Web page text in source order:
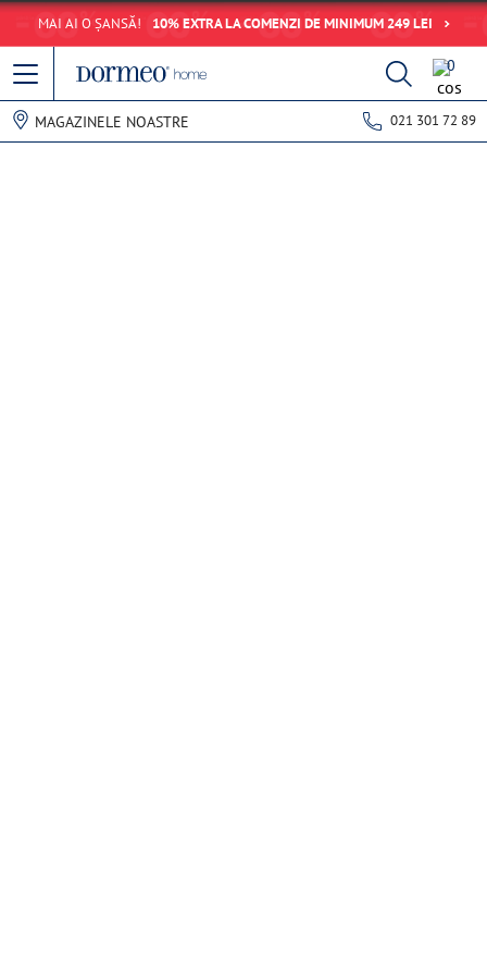
MAI AI O ȘANSĂ! 10% EXTRA LA COMENZI DE MINIMUM 249 LEI
0
MAGAZINELE NOASTRE 021 301 72 89